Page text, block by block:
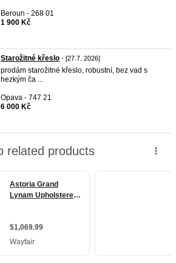
Beroun - 268 01
1 900 Kč
Starožitné křeslo - [27.7. 2026]
prodám starožitné křeslo, robustní, bez vad s
hezkým ča ...
Opava - 747 21
6 000 Kč